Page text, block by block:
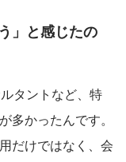
」と感じたの
タントなど、特
多かったんです。
だけではなく、会